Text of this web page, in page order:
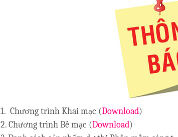
1. Chương trình Khai mạc (Download)
2. Chương trình Bế mạc (Download)